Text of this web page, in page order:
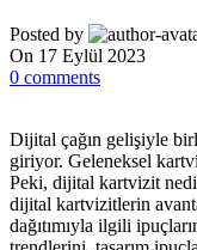
Posted by
On 17 Eylül 2023
0 comments
Dijital çağın gelişiyle
giriyor. Geleneksel
Peki, dijital kartvizit
dijital kartvizitlerin
dağıtımıyla ilgili